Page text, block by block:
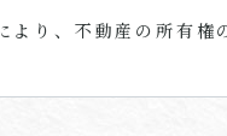
り、不動産の所有権